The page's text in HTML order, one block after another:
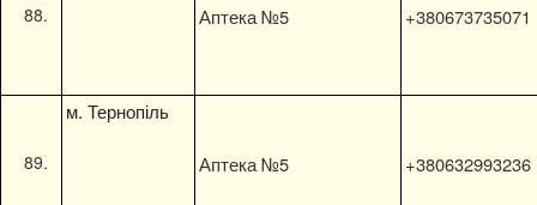
Аптека №5 +380673735071
м. Тернопіль
Аптека №5 +380632993236